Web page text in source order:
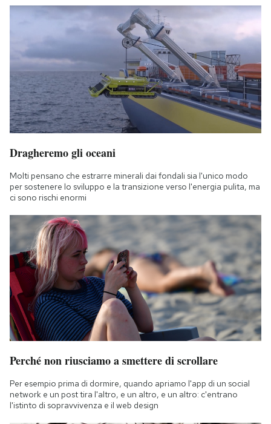
Dragheremo gli oceani
Molti pensano che estrarre minerali dai fondali sia l'unico modo
per sostenere lo sviluppo e la transizione verso l'energia pulita, ma
ci sono rischi enormi
Perché non riusciamo a smettere di scrollare
Per esempio prima di dormire, quando apriamo l'app di un social
network e un post tira l'altro, e un altro, e un altro: c'entrano
l'istinto di sopravvivenza e il web design